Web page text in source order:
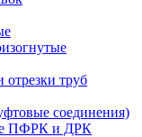
отрезки труб
соединения)
ПФРК и ДРК